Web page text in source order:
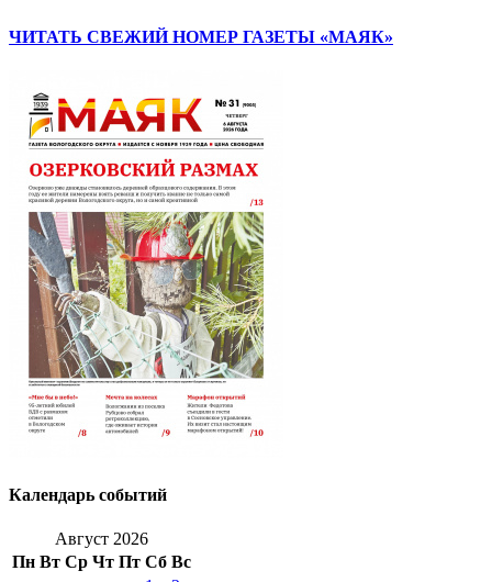
ЧИТАТЬ СВЕЖИЙ НОМЕР ГАЗЕТЫ «МАЯК»
Календарь событий
Август 2026
Пн Вт Ср Чт Пт Сб Вс